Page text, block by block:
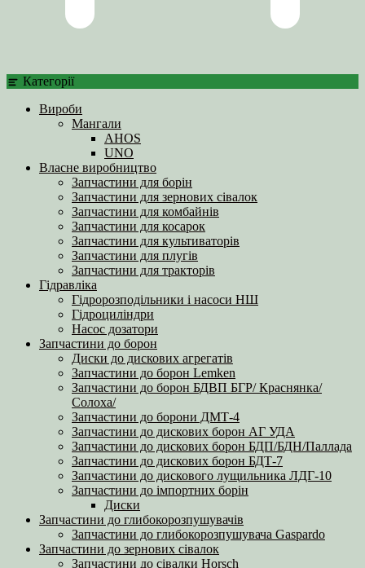
Категорії
Вироби
Мангали
AHOS
UNO
Власне виробництво
Запчастини для борін
Запчастини для зернових сівалок
Запчастини для комбайнів
Запчастини для косарок
Запчастини для культиваторів
Запчастини для плугів
Запчастини для тракторів
Гідравліка
Гідророзподільники і насоси НШ
Гідроциліндри
Насос дозатори
Запчастини до борон
Диски до дискових агрегатів
Запчастини до борон Lemken
Запчастини до борон БДВП БГР/ Краснянка/
Солоха/
Запчастини до борони ДМТ-4
Запчастини до дискових борон АГ УДА
Запчастини до дискових борон БДП/БДН/Паллада
Запчастини до дискових борон БДТ-7
Запчастини до дискового лущильника ЛДГ-10
Запчастини до імпортних борін
Диски
Запчастини до глибокорозпушувачів
Запчастини до глибокорозпушувача Gaspardo
Запчастини до зернових сівалок
Запчастини до сівалки Horsch